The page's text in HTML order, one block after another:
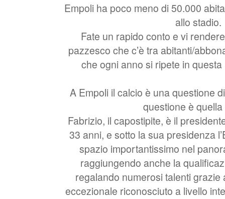
Empoli ha poco meno di 50.000
allo stadio.
Fate un rapido conto e vi
pazzesco che c’è tra abitanti/
che ogni anno si ripete in
A Empoli il calcio è una questione
questione è
Fabrizio, il capostipite, è il
33 anni, e sotto la sua presidenza
spazio importantissimo nel
raggiungendo anche la
regalando numerosi talenti
eccezionale riconosciuto a livello